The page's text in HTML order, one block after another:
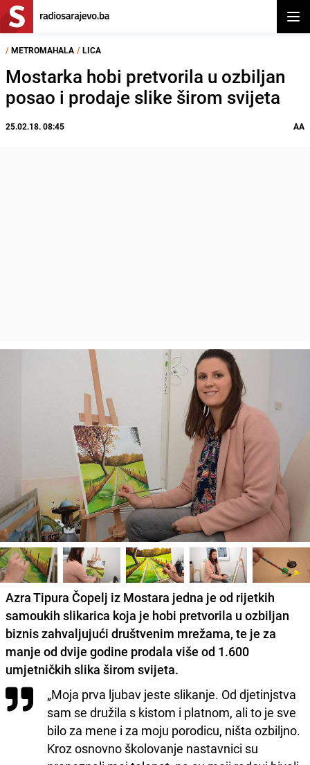
/ METROMAHALA / LICA
Mostarka hobi pretvorila u ozbiljan
posao i prodaje slike širom svijeta
25.02.18. 08:45 AA
Azra Tipura Čopelj iz Mostara jedna je od rijetkih
samoukih slikarica koja je hobi pretvorila u ozbiljan
biznis zahvaljujući društvenim mrežama, te je za
manje od dvije godine prodala više od 1.600
umjetničkih slika širom svijeta.
„Moja prva ljubav jeste slikanje. Od djetinjstva
sam se družila s kistom i platnom, ali to je sve
bilo za mene i za moju porodicu, ništa ozbiljno.
Kroz osnovno školovanje nastavnici su